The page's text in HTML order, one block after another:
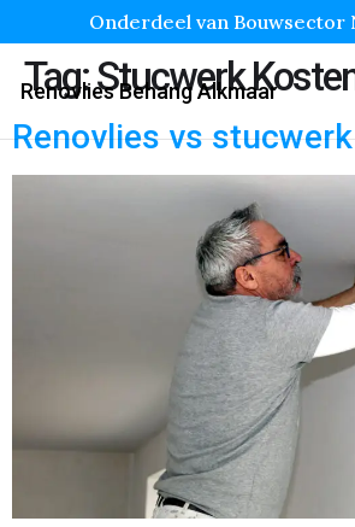
Onderdeel van Bouwsector
Renovlies Behang Alkmaar
Tag:Stucwerk
Renovlies vs